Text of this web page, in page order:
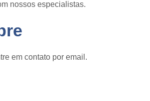
nossos especialistas.
em contato por email.